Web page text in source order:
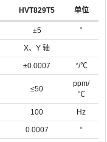
HVT829T5 单位
±5 °
X、Y 轴
±0.0007 °/℃
≤50
ppm/
℃
100 Hz
0.0007 °